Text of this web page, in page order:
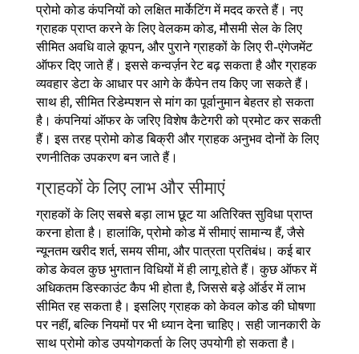
प्रोमो कोड कंपनियों को लक्षित मार्केटिंग में मदद करते हैं। नए
ग्राहक प्राप्त करने के लिए वेलकम कोड, मौसमी सेल के लिए
सीमित अवधि वाले कूपन, और पुराने ग्राहकों के लिए री-एंगेजमेंट
ऑफर दिए जाते हैं। इससे कन्वर्ज़न रेट बढ़ सकता है और ग्राहक
व्यवहार डेटा के आधार पर आगे के कैंपेन तय किए जा सकते हैं।
साथ ही, सीमित रिडेम्पशन से मांग का पूर्वानुमान बेहतर हो सकता
है। कंपनियां ऑफर के जरिए विशेष कैटेगरी को प्रमोट कर सकती
हैं। इस तरह प्रोमो कोड बिक्री और ग्राहक अनुभव दोनों के लिए
रणनीतिक उपकरण बन जाते हैं।
ग्राहकों के लिए लाभ और सीमाएं
ग्राहकों के लिए सबसे बड़ा लाभ छूट या अतिरिक्त सुविधा प्राप्त
करना होता है। हालांकि, प्रोमो कोड में सीमाएं सामान्य हैं, जैसे
न्यूनतम खरीद शर्त, समय सीमा, और पात्रता प्रतिबंध। कई बार
कोड केवल कुछ भुगतान विधियों में ही लागू होते हैं। कुछ ऑफर में
अधिकतम डिस्काउंट कैप भी होता है, जिससे बड़े ऑर्डर में लाभ
सीमित रह सकता है। इसलिए ग्राहक को केवल कोड की घोषणा
पर नहीं, बल्कि नियमों पर भी ध्यान देना चाहिए। सही जानकारी के
साथ प्रोमो कोड उपयोगकर्ता के लिए उपयोगी हो सकता है।